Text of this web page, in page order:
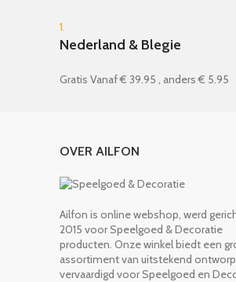
1.
Nederland & Blegie
Gratis Vanaf € 39.95 , anders € 5.95
OVER AILFON
Ailfon is online webshop, werd
2015 voor Speelgoed & Decoratie
producten. Onze winkel biedt een
assortiment van uitstekend
vervaardigd voor Speelgoed en